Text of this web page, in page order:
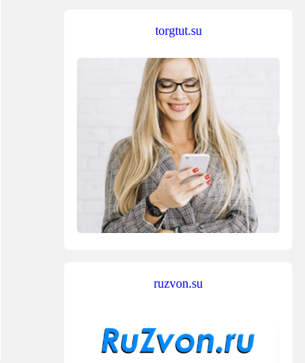
torgtut.su
ruzvon.su